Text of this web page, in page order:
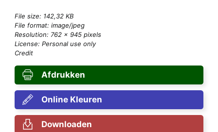
File size: 142,32 KB
File format: image/jpeg
Resolution: 762 × 945 pixels
License: Personal use only
Credit
Afdrukken
Online Kleuren
Downloaden